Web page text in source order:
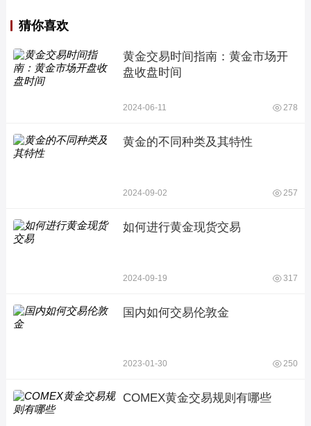
猜你喜欢
黄金交易时间指南：黄金市场开
盘收盘时间
2024-06-11 278
黄金的不同种类及其特性
2024-09-02 257
如何进行黄金现货交易
2024-09-19 317
国内如何交易伦敦金
2023-01-30 250
COMEX黄金交易规则有哪些